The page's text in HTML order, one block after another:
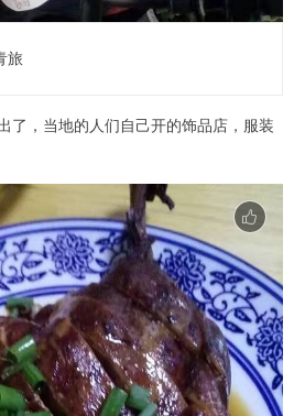
旅
了，当地的人们自己开的饰品店，服装